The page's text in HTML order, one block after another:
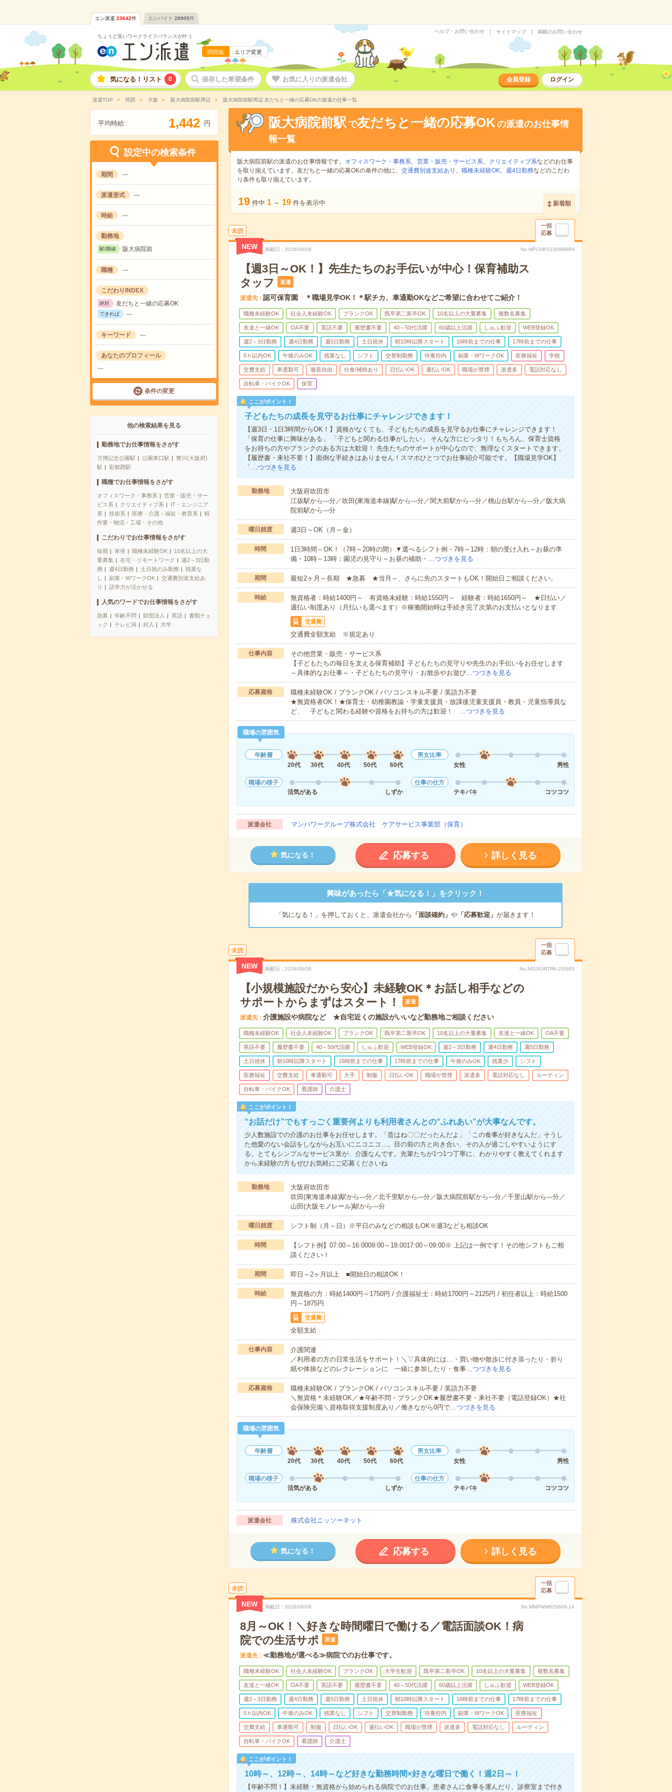
エン派遣 23642件 エンバイト 28905件
ちょうど良いワークライフバランスが叶う
関西版 エリア変更
ヘルプ・お問い合わせ サイトマップ 掲載のお問い合わせ
気になる！リスト 0 保存した希望条件 お気に入りの派遣会社 会員登録 ログイン
派遣TOP 関西 大阪 阪大病院前駅周辺 阪大病院前駅周辺 友だちと一緒の応募OKの派遣の仕事一覧
平均時給: 1,442 円
設定中の検索条件
期間 ---
派遣形式 ---
時給 ---
勤務地
駅/路線 阪大病院前
職種 ---
こだわりINDEX
絶対 友だちと一緒の応募OK
できれば ---
キーワード ---
あなたのプロフィール
---
条件の変更
他の検索結果を見る
勤務地でお仕事情報をさがす
万博記念公園駅 公園東口駅
豊川(大阪府)
駅
彩都西駅
職種でお仕事情報をさがす
オフィスワーク・事務系
営業・販売・サー
ビス系
クリエイティブ系
IT・エンジニア
系
技術系 医療・介護・福祉・教育系
軽
作業・物流・工場・その他
こだわりでお仕事情報をさがす
短期 単発 職種未経験OK
10名以上の大
量募集
在宅・リモートワーク
週2～3日勤
務
週4日勤務 土日祝のみ勤務
残業な
し
副業・WワークOK
交通費別途支給あ
り
語学力が活かせる
人気のワードでお仕事情報をさがす
急募 年齢不問 財団法人 英語
書類チェ
ック
テレビ局 封入 大学
阪大病院前駅 で友だちと一緒の応募OKの派遣のお仕事情
報一覧
阪大病院前駅の派遣のお仕事情報です。 オフィスワーク・事務系、 営業・販売・サービス系、 クリエイティブ系などのお仕事
を取り揃えています。友だちと一緒の応募OKの条件の他に、 交通費別途支給あり 、 職種未経験OK、 週4日勤務などのこだわ
り条件も取り揃えています。
19 件中 1 ～ 19 件を表示中 新着順
未読
一括
応募
NEW 掲載日 2026/08/06 No.MPCHKS1009998H
【週3日～OK！】先生たちのお手伝いが中心！保育補助ス
タッフ
派遣
派遣先 認可保育園 ＊職場見学OK！＊駅チカ、車通勤OKなどご希望に合わせてご紹介！
職種未経験OK 社会人未経験OK ブランクOK 既卒第二新卒OK 10名以上の大量募集 複数名募集
友達と一緒OK OA不要 英語不要 履歴書不要 40～50代活躍 60歳以上活躍 しゅふ歓迎 WEB登録OK
週2～3日勤務 週4日勤務 週5日勤務 土日祝休 朝10時以降スタート 16時前までの仕事 17時前までの仕事
5ｈ以内OK 午後のみOK 残業なし シフト 交替制勤務 扶養控内 副業・WワークOK 医療福祉 学校
交費支給 車通勤可 服装自由 社食/補助あり 日払いOK 週払いOK 職場が禁煙 派遣多 電話対応なし
自転車・バイクOK 保育
ここがポイント！
子どもたちの成長を見守るお仕事にチャレンジできます！
【週3日・1日3時間からOK！】資格がなくても、子どもたちの成長を見守るお仕事にチャレンジできます！
「保育の仕事に興味がある」 「子どもと関わる仕事がしたい」 そんな方にピッタリ！もちろん、保育士資格
をお持ちの方やブランクのある方は大歓迎！ 先生たちのサポートが中心なので、無理なくスタートできます。
【履歴書・来社不要！】面倒な手続きはありません！スマホひとつでお仕事紹介可能です。【職場見学OK】
「…つづきを見る
勤務地
大阪府吹田市
江坂駅から---分／吹田(東海道本線)駅から---分／関大前駅から---分／桃山台駅から---分／阪大病
院前駅から---分
曜日頻度 週3日～OK（月～金）
時間
1日3時間～OK！（7時～20時の間）▼選べるシフト例・7時～12時：朝の受け入れ～お昼の準
備・10時～13時：園児の見守り～お昼の補助・…つづきを見る
期間 最短2ヶ月～長期 ★急募 ★当月～、さらに先のスタートもOK！開始日ご相談ください。
時給
無資格者：時給1400円～ 有資格未経験：時給1550円～ 経験者：時給1650円～ ★日払い／
週払い制度あり（月払いも選べます）※稼働開始時は手続き完了次第のお支払いとなります
交通費
交通費全額支給 ※規定あり
仕事内容
その他営業・販売・サービス系
【子どもたちの毎日を支える保育補助】子どもたちの見守りや先生のお手伝いをお任せします
～具体的なお仕事～・子どもたちの見守り・お散歩やお遊び…つづきを見る
応募資格
職種未経験OK / ブランクOK / パソコンスキル不要 / 英語力不要
★無資格者OK！★保育士・幼稚園教諭・学童支援員・放課後児童支援員・教員・児童指導員な
ど、 子どもと関わる経験や資格をお持ちの方は歓迎！ …つづきを見る
職場の雰囲気
年齢層
20代
30代 40代 50代 60代
男女比率
女性
男性
職場の様子
活気がある
しずか
仕事の仕方
テキパキ
コツコツ
派遣会社 マンパワーグループ株式会社 ケアサービス事業部（保育）
気になる！ 応募する 詳しく見る
興味があったら「★気になる！」をクリック！
「気になる！」を押しておくと、派遣会社から 「面談確約」 や「応募歓迎」 が届きます！
未読
一括
応募
NEW 掲載日 2026/08/06 No.NISSONTRK-2SS65
【小規模施設だから安心】未経験OK＊お話し相手などの
サポートからまずはスタート！
派遣
派遣先 介護施設や病院など ★自宅近くの施設がいいなど勤務地ご相談ください
職種未経験OK 社会人未経験OK ブランクOK 既卒第二新卒OK 10名以上の大量募集 友達と一緒OK OA不要
英語不要 履歴書不要 40～50代活躍 しゅふ歓迎 WEB登録OK 週2～3日勤務 週4日勤務 週5日勤務
土日祝休 朝10時以降スタート 16時前までの仕事 17時前までの仕事 午後のみOK 残業少 シフト
医療福祉 交費支給 車通勤可 大手 制服 日払いOK 職場が禁煙 派遣多 電話対応なし ルーティン
自転車・バイクOK 看護師 介護士
ここがポイント！
“お話だけ”でもすっごく重要何よりも利用者さんとの“ふれあい”が大事なんです。
少人数施設での介護のお仕事をお任せします。「昔はね〇〇だったんだよ」「この食事が好きなんだ」そうし
た他愛のない会話をしながらお互いにニコニコ…。目の前の方と向き合い、その人が過ごしやすいようにす
る。とてもシンプルなサービス業が、介護なんです。先輩たちが1つ1つ丁寧に、わかりやすく教えてくれます
から未経験の方もぜひお気軽にご応募くださいね
勤務地
大阪府吹田市
吹田(東海道本線)駅から---分／北千里駅から---分／阪大病院前駅から---分／千里山駅から---分／
山田(大阪モノレール)駅から---分
曜日頻度 シフト制（月～日）※平日のみなどの相談もOK※週3なども相談OK
時間
【シフト例】07:00～16:0009:00～18:0017:00～09:00※ 上記は一例です！その他シフトもご相
談ください！
期間 即日～2ヶ月以上 ■開始日の相談OK！
時給
無資格の方：時給1400円～1750円 / 介護福祉士：時給1700円～2125円 / 初任者以上：時給1500
円～1875円
交通費
全額支給
仕事内容
介護関連
／利用者の方の日常生活をサポート！＼▽具体的には…・買い物や散歩に付き添ったり・折り
紙や体操などのレクレーションに 一緒に参加したり・食事…つづきを見る
応募資格
職種未経験OK / ブランクOK / パソコンスキル不要 / 英語力不要
＼無資格＊未経験OK／★年齢不問・ブランクOK★履歴書不要・来社不要（電話登録OK）★社
会保険完備＼資格取得支援制度あり／働きながら0円で…つづきを見る
職場の雰囲気
年齢層
20代
30代 40代 50代 60代
男女比率
女性
男性
職場の様子
活気がある
しずか
仕事の仕方
テキパキ
コツコツ
派遣会社 株式会社ニッソーネット
気になる！ 応募する 詳しく見る
未読
一括
応募
NEW 掲載日 2026/08/06 No.MNPWW829666-14
8月～OK！＼好きな時間曜日で働ける／電話面談OK！病
院での生活サポ
派遣
派遣先 ≪勤務地が選べる≫病院でのお仕事です。
職種未経験OK 社会人未経験OK ブランクOK 大学生歓迎 既卒第二新卒OK 10名以上の大量募集 複数名募集
友達と一緒OK OA不要 英語不要 履歴書不要 40～50代活躍 60歳以上活躍 しゅふ歓迎 WEB登録OK
週2～3日勤務 週4日勤務 週5日勤務 土日祝休 朝10時以降スタート 16時前までの仕事 17時前までの仕事
5ｈ以内OK 午後のみOK 残業なし シフト 交替制勤務 扶養控内 副業・WワークOK 医療福祉
交費支給 車通勤可 制服 日払いOK 週払いOK 職場が禁煙 派遣多 電話対応なし ルーティン
自転車・バイクOK 看護師 介護士
ここがポイント！
10時～、12時～、14時～など好きな勤務時間×好きな曜日で働く！週2日～！
【年齢不問！】未経験・無資格から始められる病院でのお仕事。患者さんに食事を運んだり、診察室まで付き